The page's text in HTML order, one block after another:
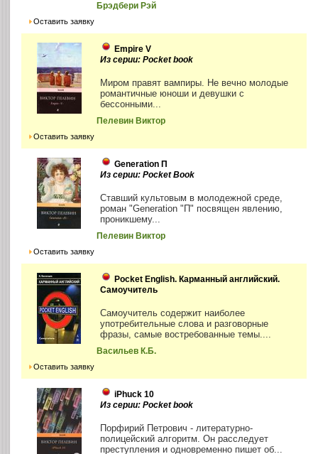
Брэдбери Рэй
Оставить заявку
Empire V
Из серии: Pocket book
Миром правят вампиры. Не вечно молодые
романтичные юноши и девушки с
бессонными...
Пелевин Виктор
Оставить заявку
Generation П
Из серии: Pocket Book
Ставший культовым в молодежной среде,
роман "Generation "П" посвящен явлению,
проникшему...
Пелевин Виктор
Оставить заявку
Pocket English. Карманный английский.
Самоучитель
Самоучитель содержит наиболее
употребительные слова и разговорные
фразы, самые востребованные темы....
Васильев К.Б.
Оставить заявку
iPhuck 10
Из серии: Pocket book
Порфирий Петрович - литературно-
полицейский алгоритм. Он расследует
преступления и одновременно пишет об...